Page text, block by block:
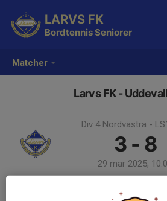
Matcher
LARVS FK
Bordtennis Seniorer
Larvs FK -
Div 4 Nordvästra -
3 - 8
29 mar 2025,